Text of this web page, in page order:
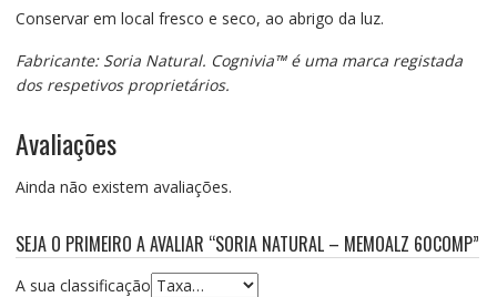
Conservar em local fresco e seco, ao abrigo da luz.
Fabricante: Soria Natural. Cognivia™ é uma marca registada
dos respetivos proprietários.
Avaliações
Ainda não existem avaliações.
SEJA O PRIMEIRO A AVALIAR “SORIA NATURAL – MEMOALZ 60COMP”
A sua classificação